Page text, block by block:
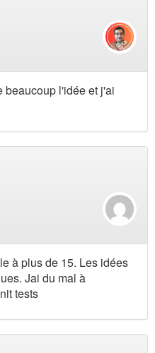
beaucoup l'idée et j'ai
à plus de 15. Les idées
Jai du mal à
tests